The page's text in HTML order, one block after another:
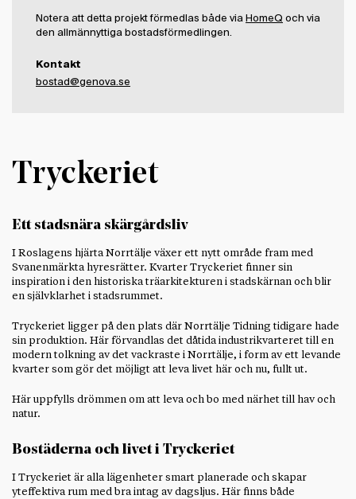
Notera att detta projekt förmedlas både via HomeQ och via
den allmännyttiga bostadsförmedlingen.
Kontakt
bostad@genova.se
Tryckeriet
Ett stadsnära skärgårdsliv
I Roslagens hjärta Norrtälje växer ett nytt område fram med
Svanenmärkta hyresrätter. Kvarter Tryckeriet finner sin
inspiration i den historiska träarkitekturen i stadskärnan och blir
en självklarhet i stadsrummet.
Tryckeriet ligger på den plats där Norrtälje Tidning tidigare hade
sin produktion. Här förvandlas det dåtida industrikvarteret till en
modern tolkning av det vackraste i Norrtälje, i form av ett levande
kvarter som gör det möjligt att leva livet här och nu, fullt ut.
Här uppfylls drömmen om att leva och bo med närhet till hav och
natur.
Bostäderna och livet i Tryckeriet
I Tryckeriet är alla lägenheter smart planerade och skapar
yteffektiva rum med bra intag av dagsljus. Här finns både